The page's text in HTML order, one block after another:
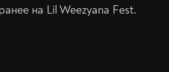
на Lil Weezyana Fest.